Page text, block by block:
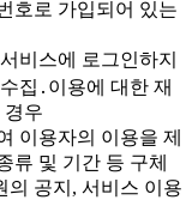
호로 가입되어 있는
비스에 로그인하지
집․이용에 대한 재
경우
이용자의 이용을 제
류 및 기간 등 구체
의 공지, 서비스 이용